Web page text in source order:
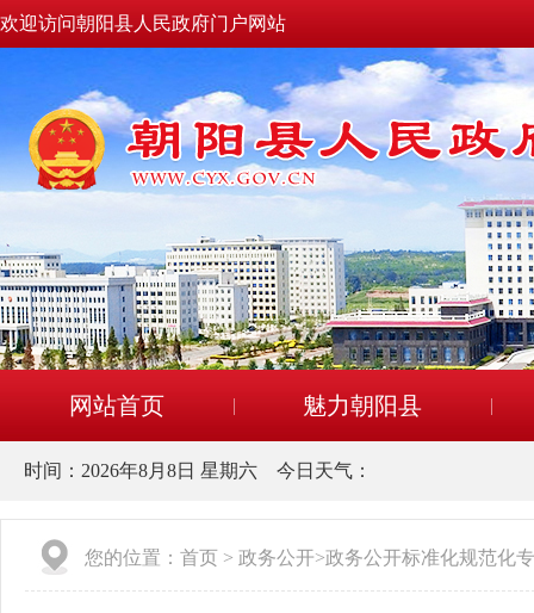
欢迎访问朝阳县人民政府门户网站
网站首页 魅力朝阳县
时间： 2026年8月8日 星期六 今日天气：
您的位置： 首页 > 政务公开>政务公开标准化规范化